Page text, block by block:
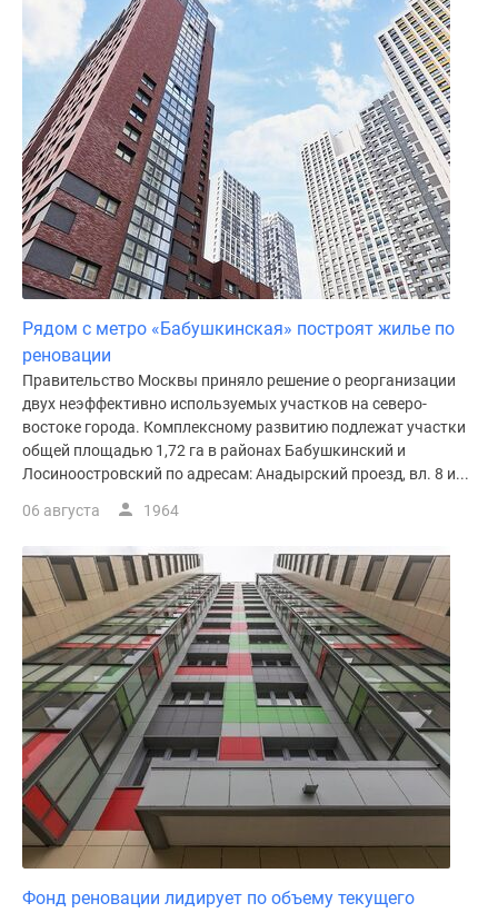
коттеджи
Коттеджные
поселки
Новой
Москве
Готовые
коттеджные
поселки
коттеджные
поселки
Коттеджные
поселки
лесу
поселки
водоема
Коттеджные
поселки
ипотеку
Бизнес-
центры
Коттеджи
Скидки
акции
Макс
Рядом с метро «Бабушкинская» построят жилье по
реновации
Правительство Москвы приняло решение о реорганизации
двух неэффективно используемых участков на северо-
востоке города. Комплексному развитию подлежат участки
общей площадью 1,72 га в районах Бабушкинский и
Лосиноостровский по адресам: Анадырский проезд, вл. 8 и...
06 августа 1964
Фонд реновации лидирует по объему текущего